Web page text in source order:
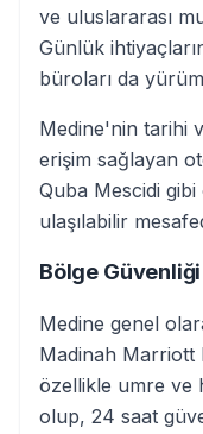
ve uluslararası
Günlük
büroları da
Medine'nin tarihi
erişim sağlayan
Quba Mescidi
ulaşılabilir
Bölge Güvenliği
Medine genel
Madinah
özellikle umre ve
olup, 24 saat